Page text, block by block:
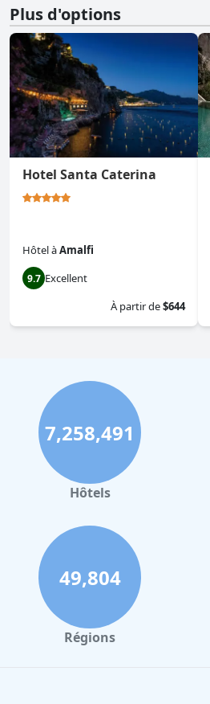
Plus d'options
Hotel Santa Caterina
HôtelàAmalfi
9.7 Excellent
À partir de$644
7,258,491
Hôtels
49,804
Régions